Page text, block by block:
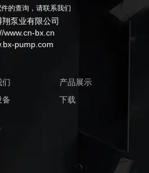
的查询，请联系我们
翔泵业有限公司
www.cn-bx.cn
pump.com
们
产品展示
备
下载